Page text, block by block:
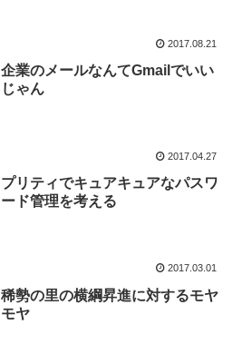
2017.08.21
企業のメールなんてGmailでいい
じゃん
2017.04.27
プリティでキュアキュアなパスワ
ード管理を考える
2017.03.01
稀勢の里の横綱昇進に対するモヤ
モヤ